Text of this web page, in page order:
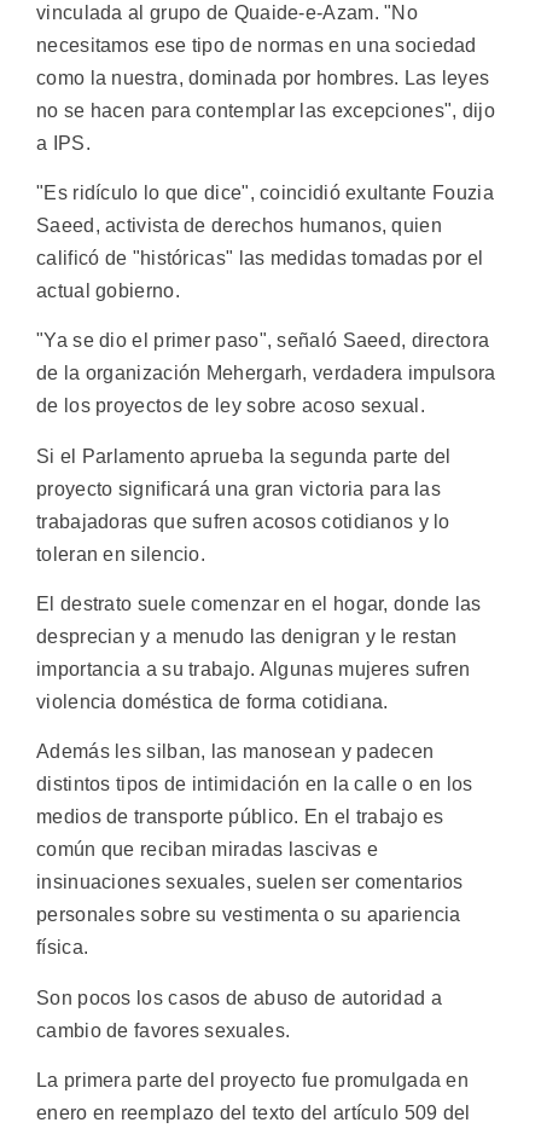
vinculada al grupo de Quaide-e-Azam. "No
necesitamos ese tipo de normas en una sociedad
como la nuestra, dominada por hombres. Las leyes
no se hacen para contemplar las excepciones", dijo
a IPS.
"Es ridículo lo que dice", coincidió exultante Fouzia
Saeed, activista de derechos humanos, quien
calificó de "históricas" las medidas tomadas por el
actual gobierno.
"Ya se dio el primer paso", señaló Saeed, directora
de la organización Mehergarh, verdadera impulsora
de los proyectos de ley sobre acoso sexual.
Si el Parlamento aprueba la segunda parte del
proyecto significará una gran victoria para las
trabajadoras que sufren acosos cotidianos y lo
toleran en silencio.
El destrato suele comenzar en el hogar, donde las
desprecian y a menudo las denigran y le restan
importancia a su trabajo. Algunas mujeres sufren
violencia doméstica de forma cotidiana.
Además les silban, las manosean y padecen
distintos tipos de intimidación en la calle o en los
medios de transporte público. En el trabajo es
común que reciban miradas lascivas e
insinuaciones sexuales, suelen ser comentarios
personales sobre su vestimenta o su apariencia
física.
Son pocos los casos de abuso de autoridad a
cambio de favores sexuales.
La primera parte del proyecto fue promulgada en
enero en reemplazo del texto del artículo 509 del